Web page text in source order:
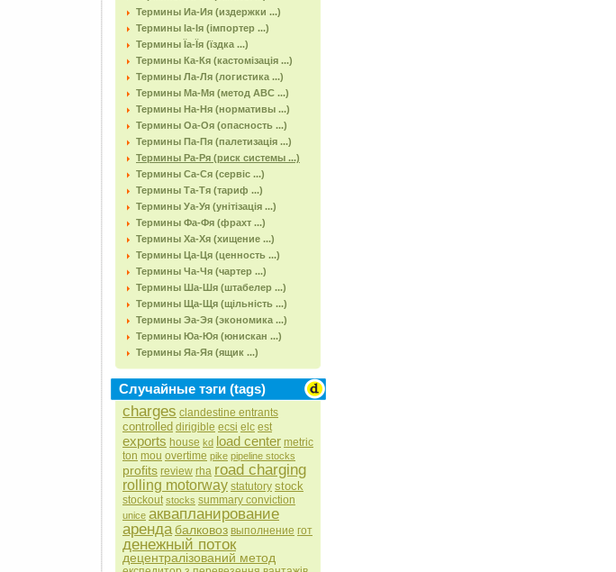
Термины Иа-Ия (издержки ...)
Термины Іа-Ія (імпортер ...)
Термины Їа-Їя (їздка ...)
Термины Ка-Кя (кастомізація ...)
Термины Ла-Ля (логистика ...)
Термины Ма-Мя (метод АВС ...)
Термины На-Ня (нормативы ...)
Термины Оа-Оя (опасность ...)
Термины Па-Пя (палетизація ...)
Термины Ра-Ря (риск системы ...)
Термины Са-Ся (сервіс ...)
Термины Та-Тя (тариф ...)
Термины Уа-Уя (унітізація ...)
Термины Фа-Фя (фрахт ...)
Термины Ха-Хя (хищение ...)
Термины Ца-Ця (ценность ...)
Термины Ча-Чя (чартер ...)
Термины Ша-Шя (штабелер ...)
Термины Ща-Щя (щільність ...)
Термины Эа-Эя (экономика ...)
Термины Юа-Юя (юнискан ...)
Термины Яа-Яя (ящик ...)
Случайные тэги (tags)
charges clandestine entrants
controlled dirigible ecsi elc est
exports house kd load center metric
ton mou overtime pike pipeline stocks
profits review rha road charging
rolling motorway statutory stock
stockout stocks summary conviction
unice аквапланирование
арендабалковоз выполнение гот
денежный поток
децентралізований метод